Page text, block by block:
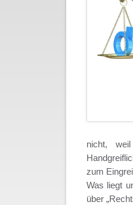
nicht,
zum
Was liegt
über